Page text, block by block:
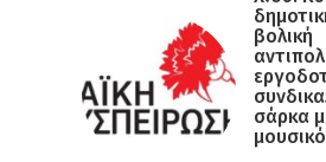
βολική
σάρκα